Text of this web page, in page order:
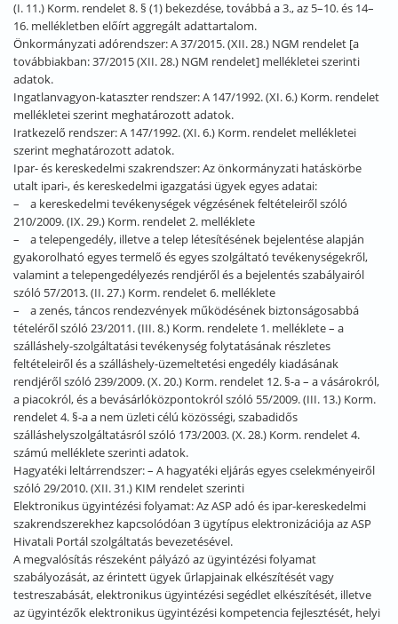
(I. 11.) Korm. rendelet 8. § (1) bekezdése, továbbá a 3., az 5–10. és 14–
16. mellékletben előírt aggregált adattartalom.
Önkormányzati adórendszer: A 37/2015. (XII. 28.) NGM rendelet [a
továbbiakban: 37/2015 (XII. 28.) NGM rendelet] mellékletei szerinti
adatok.
Ingatlanvagyon-kataszter rendszer: A 147/1992. (XI. 6.) Korm. rendelet
mellékletei szerint meghatározott adatok.
Iratkezelő rendszer: A 147/1992. (XI. 6.) Korm. rendelet mellékletei
szerint meghatározott adatok.
Ipar- és kereskedelmi szakrendszer: Az önkormányzati hatáskörbe
utalt ipari-, és kereskedelmi igazgatási ügyek egyes adatai:
– a kereskedelmi tevékenységek végzésének feltételeiről szóló
210/2009. (IX. 29.) Korm. rendelet 2. melléklete
– a telepengedély, illetve a telep létesítésének bejelentése alapján
gyakorolható egyes termelő és egyes szolgáltató tevékenységekről,
valamint a telepengedélyezés rendjéről és a bejelentés szabályairól
szóló 57/2013. (II. 27.) Korm. rendelet 6. melléklete
– a zenés, táncos rendezvények működésének biztonságosabbá
tételéről szóló 23/2011. (III. 8.) Korm. rendelete 1. melléklete – a
szálláshely-szolgáltatási tevékenység folytatásának részletes
feltételeiről és a szálláshely-üzemeltetési engedély kiadásának
rendjéről szóló 239/2009. (X. 20.) Korm. rendelet 12. §-a – a vásárokról,
a piacokról, és a bevásárlóközpontokról szóló 55/2009. (III. 13.) Korm.
rendelet 4. §-a a nem üzleti célú közösségi, szabadidős
szálláshelyszolgáltatásról szóló 173/2003. (X. 28.) Korm. rendelet 4.
számú melléklete szerinti adatok.
Hagyatéki leltárrendszer: – A hagyatéki eljárás egyes cselekményeiről
szóló 29/2010. (XII. 31.) KIM rendelet szerinti
Elektronikus ügyintézési folyamat: Az ASP adó és ipar-kereskedelmi
szakrendszerekhez kapcsolódóan 3 ügytípus elektronizációja az ASP
Hivatali Portál szolgáltatás bevezetésével.
A megvalósítás részeként pályázó az ügyintézési folyamat
szabályozását, az érintett ügyek űrlapjainak elkészítését vagy
testreszabását, elektronikus ügyintézési segédlet elkészítését, illetve
az ügyintézők elektronikus ügyintézési kompetencia fejlesztését, helyi